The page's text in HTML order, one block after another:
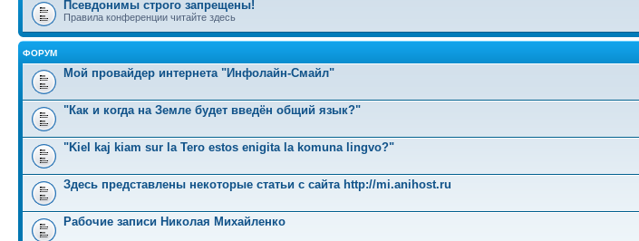
Псевдонимы строго запрещены!
Правила конференции читайте здесь
ФОРУМ
Мой провайдер интернета "Инфолайн-Смайл"
"Как и когда на Земле будет введён общий язык?"
"Kiel kaj kiam sur la Tero estos enigita la komuna lingvo?"
Здесь представлены некоторые статьи с сайта http://mi.anihost.ru
Рабочие записи Николая Михайленко